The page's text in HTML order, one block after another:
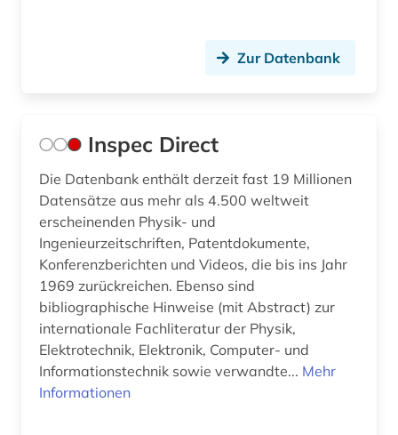
Zur Datenbank
Inspec Direct
Die Datenbank enthält derzeit fast 19 Millionen
Datensätze aus mehr als 4.500 weltweit
erscheinenden Physik- und
Ingenieurzeitschriften, Patentdokumente,
Konferenzberichten und Videos, die bis ins Jahr
1969 zurückreichen. Ebenso sind
bibliographische Hinweise (mit Abstract) zur
internationale Fachliteratur der Physik,
Elektrotechnik, Elektronik, Computer- und
Informationstechnik sowie verwandte... Mehr
Informationen